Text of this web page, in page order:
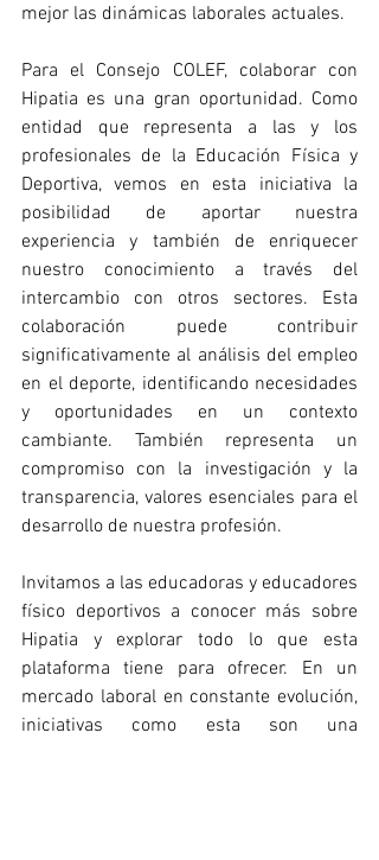
mejor las dinámicas laborales actuales.
Para el Consejo COLEF, colaborar con
Hipatia es una gran oportunidad. Como
entidad que representa a las y los
profesionales de la Educación Física y
Deportiva, vemos en esta iniciativa la
posibilidad de aportar nuestra
experiencia y también de enriquecer
nuestro conocimiento a través del
intercambio con otros sectores. Esta
colaboración puede contribuir
significativamente al análisis del empleo
en el deporte, identificando necesidades
y oportunidades en un contexto
cambiante. También representa un
compromiso con la investigación y la
transparencia, valores esenciales para el
desarrollo de nuestra profesión.
Invitamos a las educadoras y educadores
físico deportivos a conocer más sobre
Hipatia y explorar todo lo que esta
plataforma tiene para ofrecer. En un
mercado laboral en constante evolución,
iniciativas como esta son una